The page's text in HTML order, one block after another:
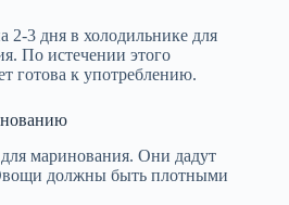
2-3 дня в холодильнике для
По истечении этого
готова к употреблению.
маринования. Они дадут
должны быть плотными